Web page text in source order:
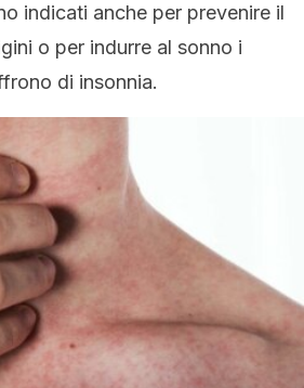
indicati anche per prevenire il
o per indurre al sonno i
di insonnia.